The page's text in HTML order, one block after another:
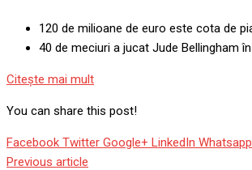
120 de milioane de euro este cota de
40 de meciuri a jucat Jude Bellingham
Citeşte mai mult
You can share this post!
Facebook Twitter Google+ LinkedIn Whatsapp
Previous article